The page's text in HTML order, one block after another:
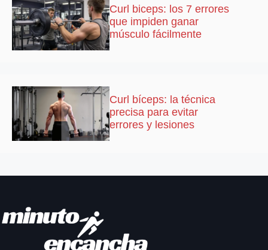
Curl biceps: los 7 errores
que impiden ganar
músculo fácilmente
Curl bíceps: la técnica
precisa para evitar
errores y lesiones